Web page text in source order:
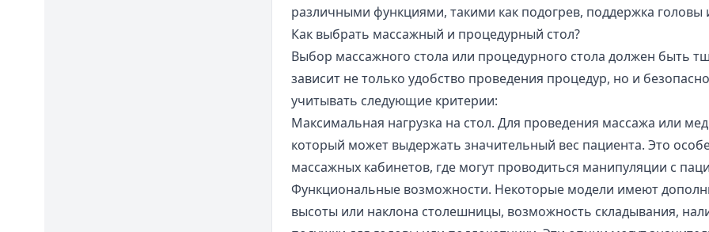
различными функциями, такими как подогрев, поддержка головы
Как выбрать массажный и процедурный стол?
Выбор массажного стола или процедурного стола должен быть
зависит не только удобство проведения процедур, но и
учитывать следующие критерии:
Максимальная нагрузка на стол. Для проведения массажа или
который может выдержать значительный вес пациента. Это
массажных кабинетов, где могут проводиться манипуляции с
Функциональные возможности. Некоторые модели имеют
высоты или наклона столешницы, возможность складывания,